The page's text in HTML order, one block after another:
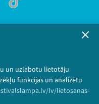
un uzlabotu lietotāju
funkcijas un analizētu
lv/lietosanas-
TikTok
politika
Visas tiesības